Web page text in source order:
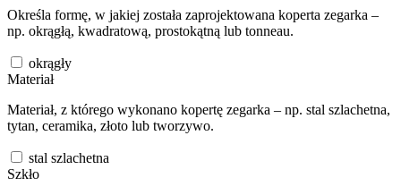
Określa formę, w jakiej została zaprojektowana koperta zegarka –
np. okrągłą, kwadratową, prostokątną lub tonneau.
okrągły
Materiał
Materiał, z którego wykonano kopertę zegarka – np. stal szlachetna,
tytan, ceramika, złoto lub tworzywo.
stal szlachetna
Szkło